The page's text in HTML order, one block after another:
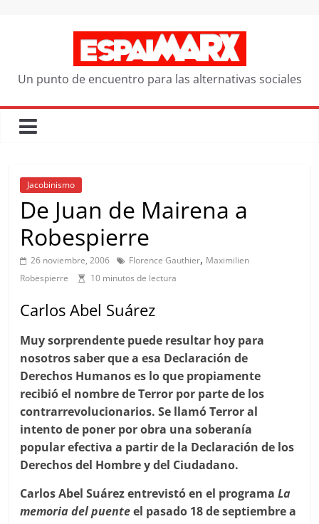
Un punto de encuentro para las alternativas sociales
Jacobinismo
De Juan de Mairena a
Robespierre
26 noviembre, 2006 Florence Gauthier, Maximilien
Robespierre
10 minutos de lectura
Carlos Abel Suárez
Muy sorprendente puede resultar hoy para
nosotros saber que a esa Declaración de
Derechos Humanos es lo que propiamente
recibió el nombre de Terror por parte de los
contrarrevolucionarios. Se llamó Terror al
intento de poner por obra una soberanía
popular efectiva a partir de la Declaración de los
Derechos del Hombre y del Ciudadano.
Carlos Abel Suárez entrevistó en el programaLa
memoria del puenteel pasado 18 de septiembre a